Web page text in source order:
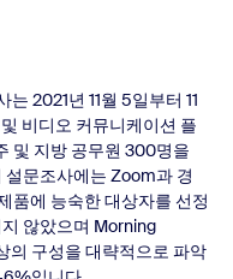
2021년 11월 5일부터 11
비디오 커뮤니케이션 플
및 지방 공무원 300명을
문조사에는 Zoom과 경
품에 능숙한 대상자를 선정
않았으며 Morning
의 구성을 대략적으로 파악